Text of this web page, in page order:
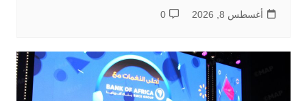
أغسطس 8, 2026 0